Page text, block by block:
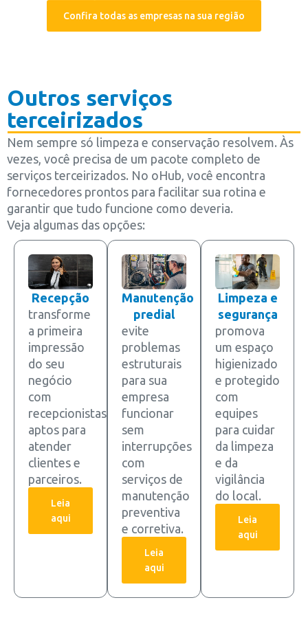
Confira todas as empresas na sua região
Outros serviços
terceirizados
Nem sempre só limpeza e conservação resolvem. Às
vezes, você precisa de um pacote completo de
serviços terceirizados. No oHub, você encontra
fornecedores prontos para facilitar sua rotina e
garantir que tudo funcione como deveria.
Veja algumas das opções:
Recepção
transforme
a primeira
impressão
do seu
negócio
com
recepcionistas
aptos para
atender
clientes e
parceiros.
Leia
aqui
Manutenção
predial
evite
problemas
estruturais
para sua
empresa
funcionar
sem
interrupções
com
serviços de
manutenção
preventiva
e corretiva.
Leia
aqui
Limpeza e
segurança
promova
um espaço
higienizado
e protegido
com
equipes
para cuidar
da limpeza
e da
vigilância
do local.
Leia
aqui